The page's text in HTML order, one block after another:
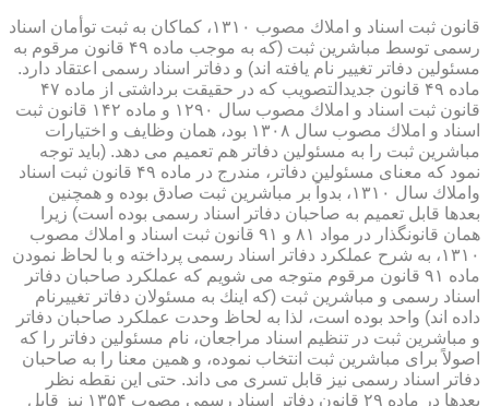
قانون ثبت اسناد و املاك مصوب ۱۳۱۰، كماكان به ثبت توأمان اسناد
رسمی توسط مباشرین ثبت (كه به موجب ماده ۴۹ قانون مرقوم به
مسئولین دفاتر تغییر نام یافته اند) و دفاتر اسناد رسمی اعتقاد دارد.
ماده ۴۹ قانون جدیدالتصویب كه در حقیقت برداشتی از ماده ۴۷
قانون ثبت اسناد و املاك مصوب سال ۱۲۹۰ و ماده ۱۴۲ قانون ثبت
اسناد و املاك مصوب سال ۱۳۰۸ بود، همان وظایف و اختیارات
مباشرین ثبت را به مسئولین دفاتر هم تعمیم می دهد. (باید توجه
نمود كه معنای مسئولین دفاتر، مندرج در ماده ۴۹ قانون ثبت اسناد
واملاك سال ۱۳۱۰، بدواً بر مباشرین ثبت صادق بوده و همچنین
بعدها قابل تعمیم به صاحبان دفاتر اسناد رسمی بوده است) زیرا
همان قانونگذار در مواد ۸۱ و ۹۱ قانون ثبت اسناد و املاك مصوب
۱۳۱۰، به شرح عملكرد دفاتر اسناد رسمی پرداخته و با لحاظ نمودن
ماده ۹۱ قانون مرقوم متوجه می شویم كه عملكرد صاحبان دفاتر
اسناد رسمی و مباشرین ثبت (كه اینك به مسئولان دفاتر تغییرنام
داده اند) واحد بوده است، لذا به لحاظ وحدت عملكرد صاحبان دفاتر
و مباشرین ثبت در تنظیم اسناد مراجعان، نام مسئولین دفاتر را كه
اصولاً برای مباشرین ثبت انتخاب نموده، و همین معنا را به صاحبان
دفاتر اسناد رسمی نیز قابل تسری می داند. حتی این نقطه نظر
بعدها در ماده ۲۹ قانون دفاتر اسناد رسمی مصوب ۱۳۵۴ نیز قابل